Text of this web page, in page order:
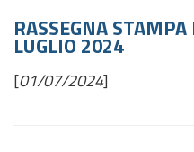
RASSEGNA
LUGLIO 2024
[01/07/2024]